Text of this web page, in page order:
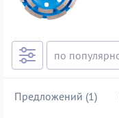
Предложений (1)